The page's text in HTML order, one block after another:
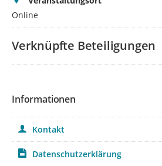
Online
Verknüpfte Beteiligungen
Informationen
Kontakt
Datenschutzerklärung